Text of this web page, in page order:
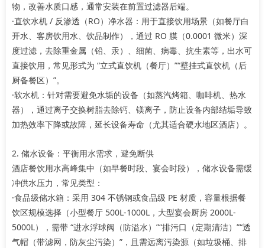
物，改善水质口感，通常安装在前置过滤器后端。
·直饮水机 / 反渗透（RO）净水器：用于直接饮用场景（如餐厅白
开水、客房饮用水、饮品制作），通过 RO 膜（0.0001 微米）深
度过滤，去除重金属（铅、汞）、细菌、病毒、抗生素等，出水可
直接饮用，常见形式为 “立式直饮机（餐厅）”“壁挂式直饮机（后
厨备餐区）”。
·软水机：针对需要避免水垢的设备（如蒸汽烤箱、咖啡机、热水
器），通过离子交换树脂去除钙、镁离子，防止设备内部结垢导致
加热效率下降或故障，延长设备寿命（尤其适合硬水地区酒店）。
2. 储水设备：平衡用水需求，避免断供
酒店餐饮用水高峰集中（如早餐时段、宴会时段），储水设备需缓
冲供水压力，常见类型：
·食品级储水箱：采用 304 不锈钢或食品级 PE 材质，容量根据餐
饮区规模选择（小型餐厅 500L-1000L，大型宴会厨房 2000L-
5000L），需带 “进水浮球阀（防溢水）”“排污口（定期清洁）”“透
气帽（带滤网，防灰尘污染）”，且需远离污染源（如垃圾桶、排